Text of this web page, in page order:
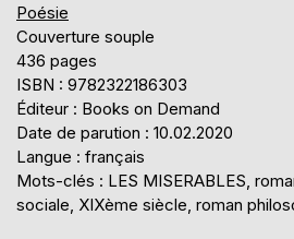
Poésie
Couverture souple
436 pages
ISBN : 9782322186303
Éditeur : Books on Demand
Date de parution : 10.02.2020
Langue : français
Mots-clés : LES MISERABLES,
sociale, XIXème siècle, roman